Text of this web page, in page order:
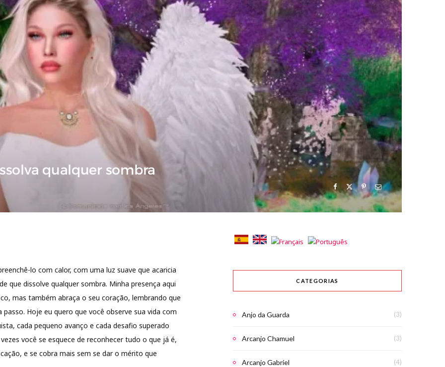
qualquer sombra
lo com calor, com uma luz suave que acaricia
que dissolve qualquer sombra. Minha presença aqui
mas também abraça o seu coração, lembrando que
Hoje eu quero que você observe sua vida com
cada pequeno avanço e cada desafio superado
você se esquece de reconhecer tudo o que já é,
e se cobra mais sem se dar o mérito que
CATEGORIAS
Anjo da Guarda (3)
Arcanjo Chamuel (3)
Arcanjo Gabriel (4)